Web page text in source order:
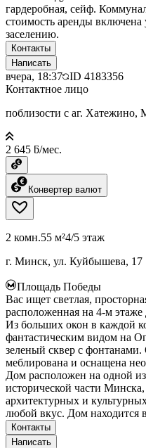
гардеробная, сейф.
стоимость аренды включена
заселению.
Контакты
Написать
вчера, 18:37 ID 4183356
Контактное лицо
поблизости с аг. Хатежино,
2 645 ƃ/мес.
Конвертер валют
2 комн.55 м²4/5 этаж
г. Минск, ул. Куйбышева, 17
Площадь Победы
Вас ищет светлая,
расположенная на 4-м
Из больших окон в каждой
фантастическим видом на
зеленый сквер с
меблирована и оснащена
Дом расположен на одной
исторической части
архитектурных и
любой вкус. Дом находится
Контакты
Написать